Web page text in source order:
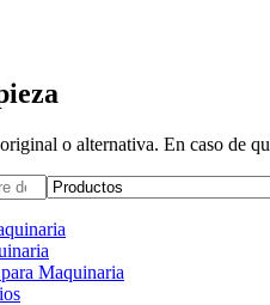
o alternativa. En caso de
Maquinaria